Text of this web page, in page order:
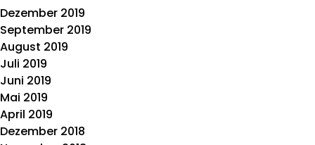
Dezember 2019
September 2019
August 2019
Juli 2019
Juni 2019
Mai 2019
April 2019
Dezember 2018